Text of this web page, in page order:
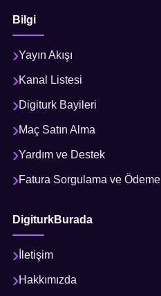
Bilgi
Yayın Akışı
Kanal Listesi
Digiturk Bayileri
Maç Satın Alma
Yardım ve Destek
Fatura Sorgulama ve Ödeme
DigiturkBurada
İletişim
Hakkımızda